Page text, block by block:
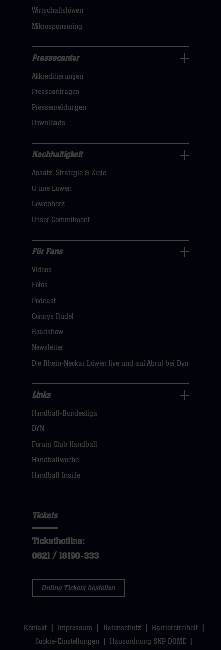
Wirtschaftslöwen
Mikrosponsoring
Navigation
öffnen,
dann
klicken
hier
Pressecenter
Akkreditierungen
Presseanfragen
Pressemeldungen
Downloads
Nachhaltigkeit
Navigation
öffnen,
dann
hier
Nachhaltigkeit
Ansatz, Strategie & Ziele
Grüne Löwen
Löwenherz
Unser Commitment
Fans
Navigation
öffnen,
dann
hier
Für Fans
Videos
Fotos
Podcast
Connys Rudel
Roadshow
Newsletter
Die Rhein-Neckar Löwen live und auf Abruf bei Dyn
Navigation
öffnen,
dann
klicken
Links
Handball-Bundesliga
DYN
Forum Club Handball
Handballwoche
Handball Inside
Tickets
Tickethotline:
0621 / 18190-333
Online Tickets bestellen
Kontakt Impressum Datenschutz
Barrierefreiheit
Cookie-Einstellungen
Hausordnung SNP DOME